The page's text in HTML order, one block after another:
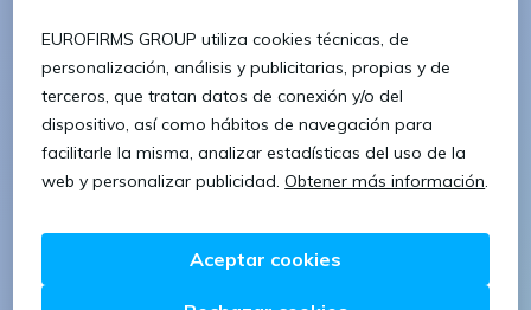
Confirmar contraseña
8 caracteres 1 letra minúscula
1 letra mayúscula 1 número